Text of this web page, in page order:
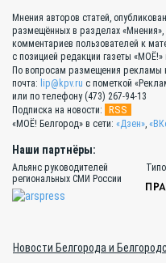
Мнения авторов статей,
размещённых в разделах
комментариев пользователей к
с позицией редакции газеты
По вопросам размещения рекламы
почта: lip@kpv.ru с пометкой
или по телефону (473) 267-94-13
Подписка на новости:
RSS
«МОЁ! Белгород» в сети: «Дзен»,
Наши партнёры:
Альянс руководителей
региональных СМИ России
Новости Белгорода и